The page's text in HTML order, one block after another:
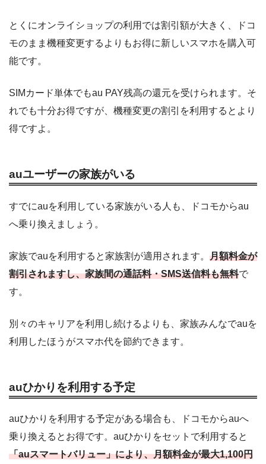
とくにオンライショップの利用では割引額が大きく、ドコ
モのまま機種変更するよりもお得に新しいスマホを購入可
能です。
SIMカード単体でもau PAY残高の還元を受けられます。そ
れでも十分お得ですが、機種変更の割引を利用するとより
得ですよ。
auユーザーの家族がいる
すでにauを利用している家族がいる人も、ドコモからau
へ乗り換えましょう。
家族でauを利用すると家族割が適用されます。 月額料金が
割引されますし、家族間の通話料・SMS送信料も無料で
す。
別々のキャリアを利用し続けるよりも、家族みんなでauを
利用したほうがスマホ代を節約できます。
auひかりを利用する予定
auひかりを利用する予定がある場合も、ドコモからauへ
乗り換えるとお得です。auひかりをセットで利用すると
「auスマートバリュー」により、月額料金が最大1,100円